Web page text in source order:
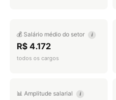
💰 Salário médio do setor i
R$ 4.172
todos os cargos
📊 Amplitude salarial i